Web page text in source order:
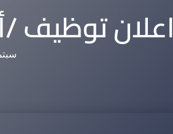
اعلان توظيف
سبتمبر